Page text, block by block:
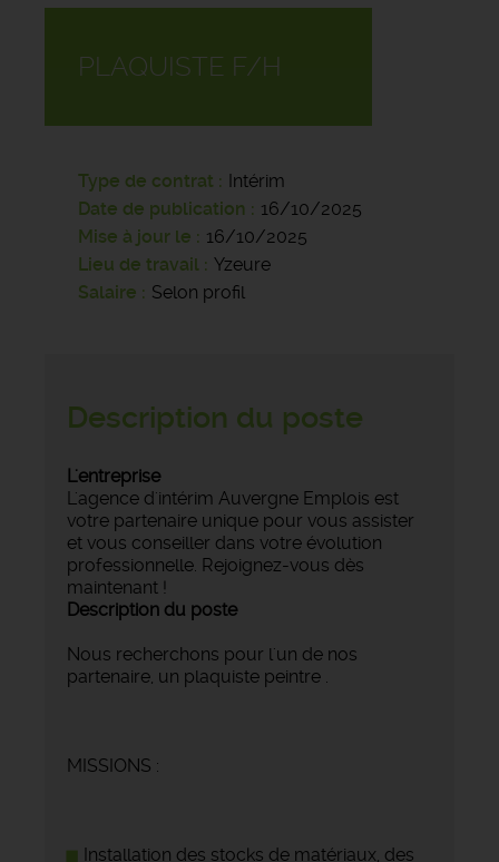
PLAQUISTE F/H
Type de contrat
Intérim
Date de publication
16/10/2025
Mise à jour le
16/10/2025
Lieu de travail
Yzeure
Salaire
Selon profil
Description du poste
L'entreprise
L'agence d'intérim Auvergne Emplois est
votre partenaire unique pour vous assister
et vous conseiller dans votre évolution
professionnelle. Rejoignez-vous dès
maintenant !
Description du poste
Nous recherchons pour l'un de nos
partenaire, un plaquiste peintre .
MISSIONS :
Installation des stocks de matériaux, des